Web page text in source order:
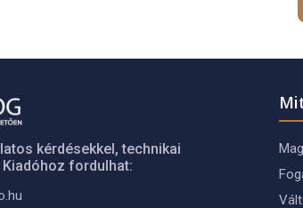
kérdésekkel, technikai
fordulhat: